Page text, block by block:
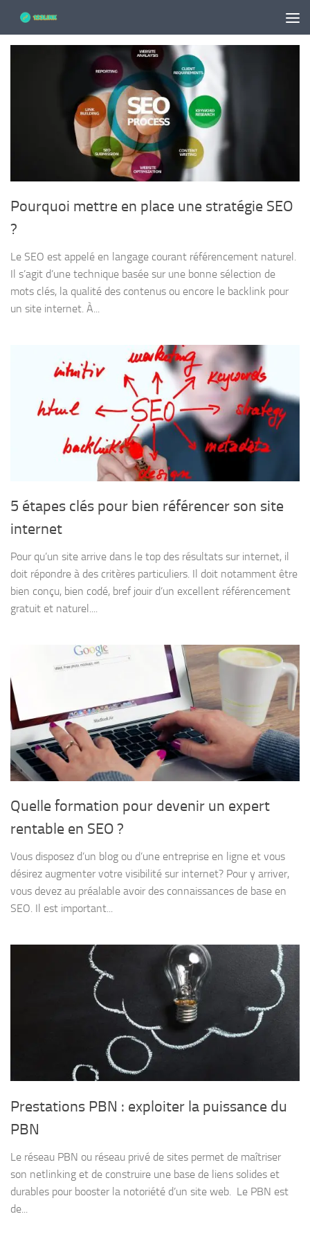
Skip to content
Pourquoi mettre en place une stratégie SEO
?
Le SEO est appelé en langage courant référencement naturel.
Il s’agit d’une technique basée sur une bonne sélection de
mots clés, la qualité des contenus ou encore le backlink pour
un site internet. À...
5 étapes clés pour bien référencer son site
internet
Pour qu’un site arrive dans le top des résultats sur internet, il
doit répondre à des critères particuliers. Il doit notamment être
bien conçu, bien codé, bref jouir d’un excellent référencement
gratuit et naturel....
Quelle formation pour devenir un expert
rentable en SEO ?
Vous disposez d’un blog ou d’une entreprise en ligne et vous
désirez augmenter votre visibilité sur internet? Pour y arriver,
vous devez au préalable avoir des connaissances de base en
SEO. Il est important...
Prestations PBN : exploiter la puissance du
PBN
Le réseau PBN ou réseau privé de sites permet de maîtriser
son netlinking et de construire une base de liens solides et
durables pour booster la notoriété d’un site web. Le PBN est
de...